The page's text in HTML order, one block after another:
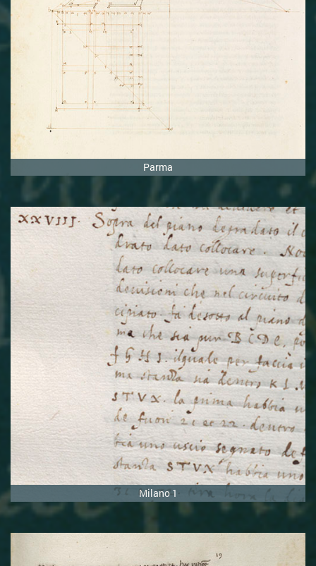
Proposizione 27
Proposizione 28
Proposizione 29
Proposizione 30
Libro II
Libro III
Parma
Milano 1